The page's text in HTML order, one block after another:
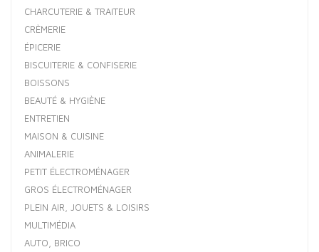
CHARCUTERIE & TRAITEUR
CRÈMERIE
ÉPICERIE
BISCUITERIE & CONFISERIE
BOISSONS
BEAUTÉ & HYGIÈNE
ENTRETIEN
MAISON & CUISINE
ANIMALERIE
PETIT ÉLECTROMÉNAGER
GROS ÉLECTROMÉNAGER
PLEIN AIR, JOUETS & LOISIRS
MULTIMÉDIA
AUTO, BRICO